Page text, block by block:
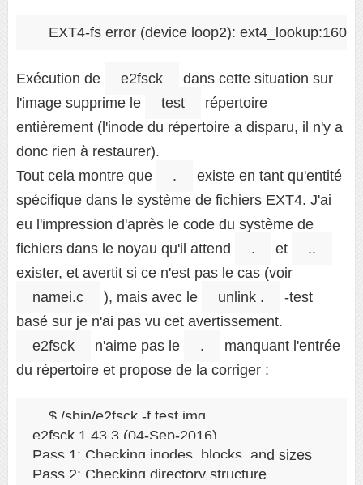
Exécution de e2fsck
dans cette situation sur
l'image supprime le
test
répertoire
entièrement (l'inode du répertoire a disparu, il n'y a
donc rien à restaurer).
Tout cela montre que
.
existe en tant qu'entité
spécifique dans le système de fichiers EXT4. J'ai
eu l'impression d'après le code du système de
fichiers dans le noyau qu'il attend
. et
..
exister, et avertit si ce n'est pas le cas (voir
namei.c
), mais avec le unlink .
-test
basé sur je n'ai pas vu cet avertissement.
e2fsck
n'aime pas le .
manquant l'entrée
du répertoire et propose de la corriger :
$ /sbin/e2fsck -f test.img
e2fsck 1.43.3 (04-Sep-2016)
Pass 1: Checking inodes, blocks, and sizes
Pass 2: Checking directory structure